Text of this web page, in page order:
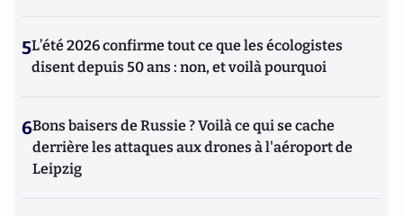
5L’été 2026 confirme tout ce que les écologistes
disent depuis 50 ans : non, et voilà pourquoi
6Bons baisers de Russie ? Voilà ce qui se cache
derrière les attaques aux drones à l'aéroport de
Leipzig